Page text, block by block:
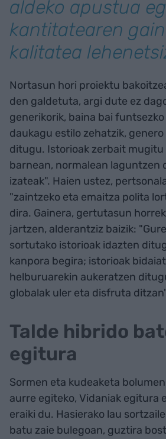
aldeko apustua
kantitatearen
kalitatea
Nortasun hori proiektu
den galdetuta, argi dute ez
generikorik, baina bai
daukagu estilo zehatzik,
ditugu. Istorioak zerbait
barnean, normalean laguntzen
izateak". Haien ustez,
"zaintzeko eta emaitza polita
dira. Gainera, gertutasun
jartzen, alderantziz baizik:
sortutako istorioak idazten
kanpora begira; istorioak
helburuarekin aukeratzen
globalak uler eta disfruta
Talde hibrido
egitura
Sormen eta kudeaketa
aurre egiteko, Vidaniak egitura
eraiki du. Hasierako lau
batu zaie bulegoan, guztira